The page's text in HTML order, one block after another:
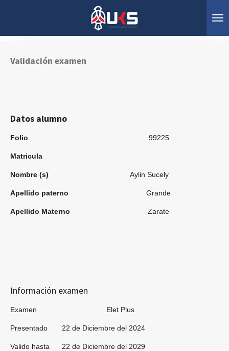
Validación examen
Datos alumno
Folio 99225
Matricula
Nombre (s) Aylin Sucely
Apellido paterno Grande
Apellido Materno Zarate
Información examen
Examen Elet Plus
Presentado 22 de Diciembre del 2024
Valido hasta 22 de Diciembre del 2029